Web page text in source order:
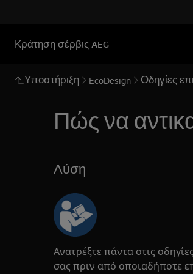
Κράτηση σέρβις AEG
Υποστήριξη EcoDesign Οδηγίες
Πώς να
Λύση
Ανατρέξτε πάντα στις
σας πριν από οποιαδήποτε